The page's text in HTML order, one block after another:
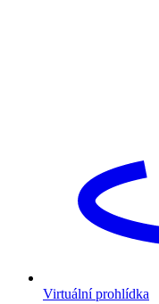
Virtuální prohlídka